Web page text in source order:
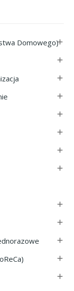
Domowego)











